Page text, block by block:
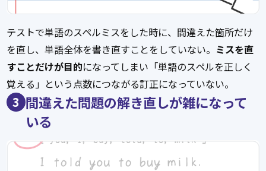
テストで単語のスペルミスをした時に、間違えた箇所だけ
を直し、単語全体を書き直すことをしていない。 ミスを直
すことだけが目的になってしまい「単語のスペルを正しく
覚える」という点数につながる訂正になっていない。
3 間違えた問題の解き直しが雑になって
いる